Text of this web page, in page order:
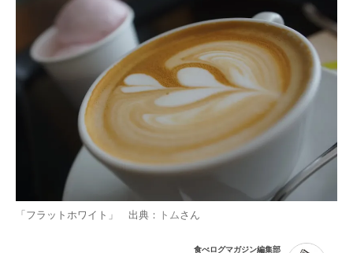
「フラットホワイト」 出典： トムさん
食べログマガジン編集部